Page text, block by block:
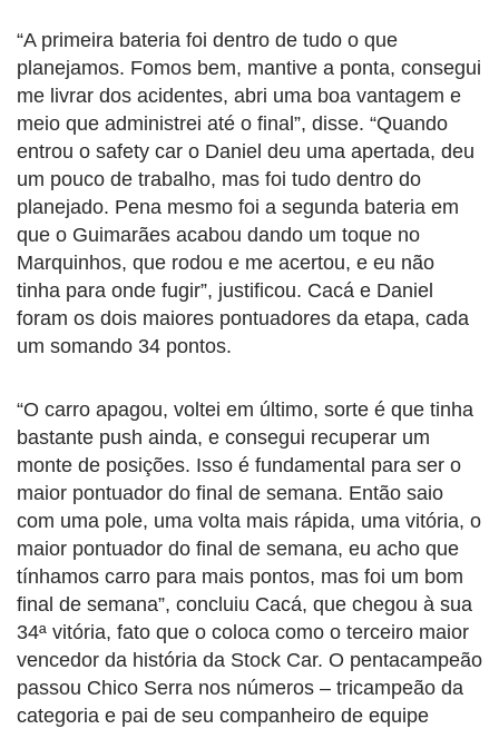
“A primeira bateria foi dentro de tudo o que
planejamos. Fomos bem, mantive a ponta, consegui
me livrar dos acidentes, abri uma boa vantagem e
meio que administrei até o final”, disse. “Quando
entrou o safety car o Daniel deu uma apertada, deu
um pouco de trabalho, mas foi tudo dentro do
planejado. Pena mesmo foi a segunda bateria em
que o Guimarães acabou dando um toque no
Marquinhos, que rodou e me acertou, e eu não
tinha para onde fugir”, justificou. Cacá e Daniel
foram os dois maiores pontuadores da etapa, cada
um somando 34 pontos.
“O carro apagou, voltei em último, sorte é que tinha
bastante push ainda, e consegui recuperar um
monte de posições. Isso é fundamental para ser o
maior pontuador do final de semana. Então saio
com uma pole, uma volta mais rápida, uma vitória, o
maior pontuador do final de semana, eu acho que
tínhamos carro para mais pontos, mas foi um bom
final de semana”, concluiu Cacá, que chegou à sua
34ª vitória, fato que o coloca como o terceiro maior
vencedor da história da Stock Car. O pentacampeão
passou Chico Serra nos números – tricampeão da
categoria e pai de seu companheiro de equipe